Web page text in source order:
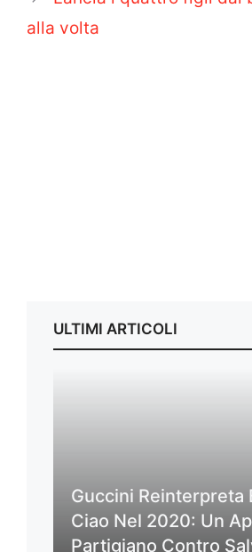
alla volta
ULTIMI ARTICOLI
Guccini Reinterpreta
Ciao Nel 2020: Un
Partigiano Contro